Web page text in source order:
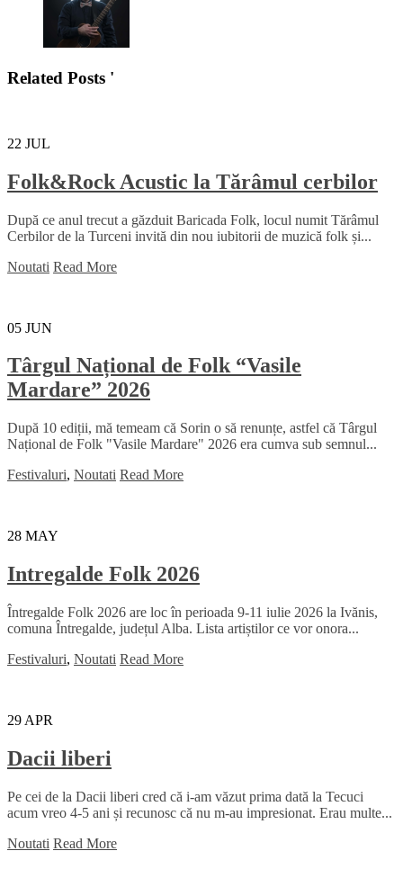
Related Posts '
22 JUL
Folk&Rock Acustic la Tărâmul cerbilor
După ce anul trecut a găzduit Baricada Folk, locul numit Tărâmul
Cerbilor de la Turceni invită din nou iubitorii de muzică folk și...
Noutati Read More
05 JUN
Târgul Național de Folk “Vasile
Mardare” 2026
După 10 ediții, mă temeam că Sorin o să renunțe, astfel că Târgul
Național de Folk "Vasile Mardare" 2026 era cumva sub semnul...
Festivaluri, Noutati Read More
28 MAY
Intregalde Folk 2026
Întregalde Folk 2026 are loc în perioada 9-11 iulie 2026 la Ivănis,
comuna Întregalde, județul Alba. Lista artiștilor ce vor onora...
Festivaluri, Noutati Read More
29 APR
Dacii liberi
Pe cei de la Dacii liberi cred că i-am văzut prima dată la Tecuci
acum vreo 4-5 ani și recunosc că nu m-au impresionat. Erau multe...
Noutati Read More